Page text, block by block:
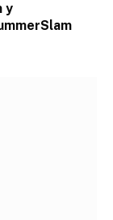
y